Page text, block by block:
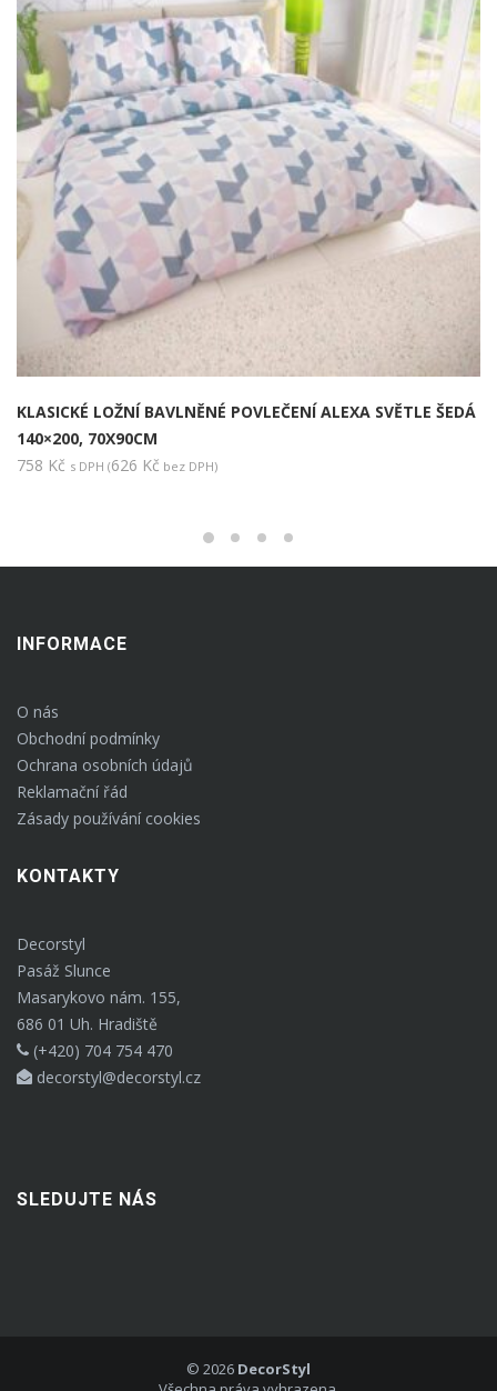
KLASICKÉ LOŽNÍ BAVLNĚNÉ POVLEČENÍ ALEXA SVĚTLE ŠEDÁ
140×200, 70X90CM
758 Kč s DPH (626 Kč bez DPH)
INFORMACE
O nás
Obchodní podmínky
Ochrana osobních údajů
Reklamační řád
Zásady používání cookies
KONTAKTY
Decorstyl
Pasáž Slunce
Masarykovo nám. 155,
686 01 Uh. Hradiště
(+420) 704 754 470
decorstyl@decorstyl.cz
SLEDUJTE NÁS
© 2026 DecorStyl